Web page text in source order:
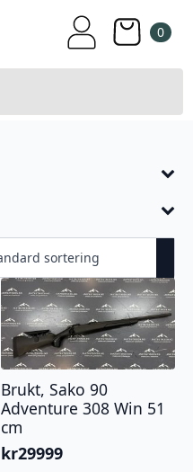
0
Brukt, Sako 90
Adventure 308 Win 51
cm
kr29999